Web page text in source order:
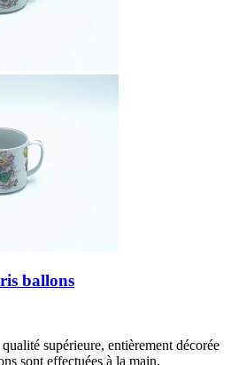
ballons
supérieure, entièrement décorée
sont effectuées à la main.